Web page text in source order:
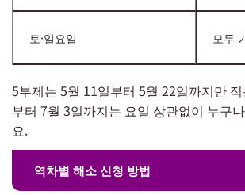
토·일요일 모두
5부제는 5월 11일부터 5월 22일까지만
부터 7월 3일까지는 요일 상관없이 누구
요.
역차별 해소 신청 방법